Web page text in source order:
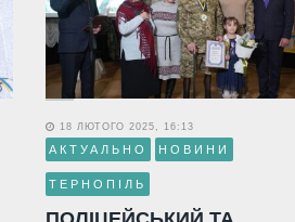
18 ЛЮТОГО 2025, 16:13
АКТУАЛЬНО НОВИНИ
ТЕРНОПІЛЬ